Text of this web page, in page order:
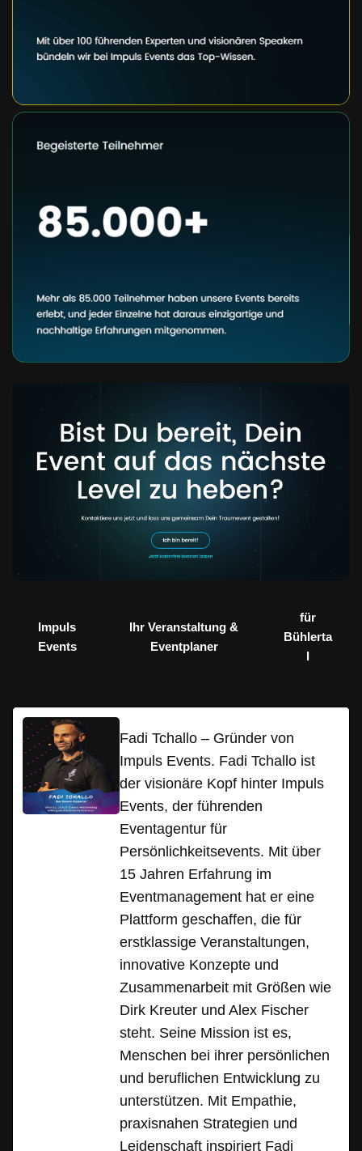
Impuls
Events
Ihr Veranstaltung &
Eventplaner
für
Bühlerta
l
Fadi Tchallo – Gründer von
Impuls Events. Fadi Tchallo ist
der visionäre Kopf hinter Impuls
Events, der führenden
Eventagentur für
Persönlichkeitsevents. Mit über
15 Jahren Erfahrung im
Eventmanagement hat er eine
Plattform geschaffen, die für
erstklassige Veranstaltungen,
innovative Konzepte und
Zusammenarbeit mit Größen wie
Dirk Kreuter und Alex Fischer
steht. Seine Mission ist es,
Menschen bei ihrer persönlichen
und beruflichen Entwicklung zu
unterstützen. Mit Empathie,
praxisnahen Strategien und
Leidenschaft inspiriert Fadi